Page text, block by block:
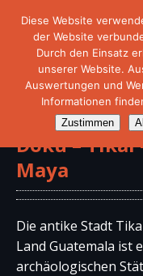
Doku –
Maya
Die antike Stadt
Land Guatemala ist
archäologischen
Diese Website
der Website
Durch den Einsatz
unserer Website.
Auswertungen und
Informationen
Zustimmen